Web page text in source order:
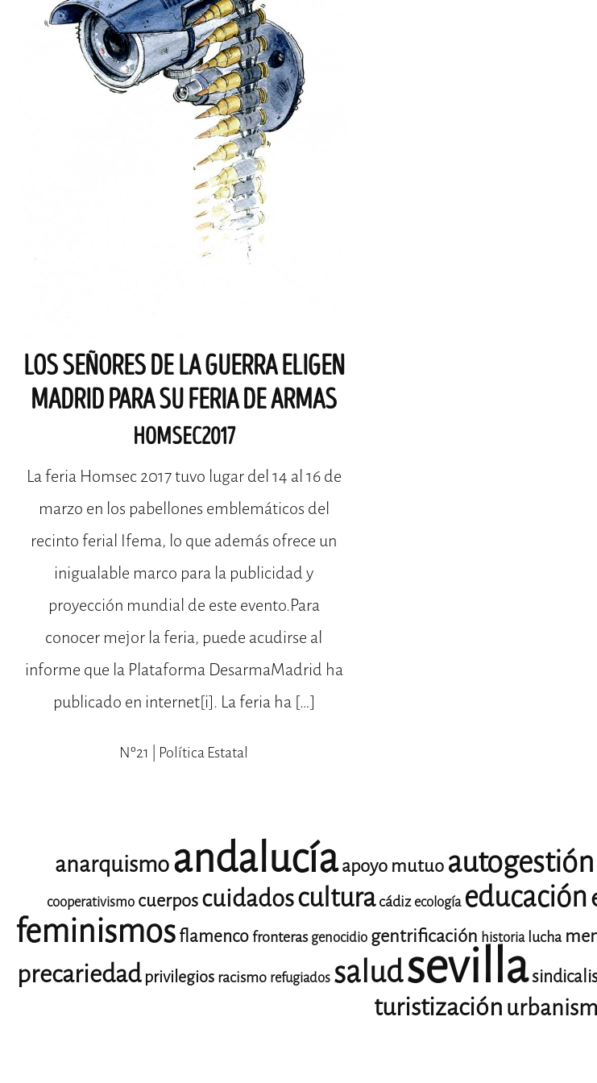
LOS SEÑORES DE LA GUERRA ELIGEN
MADRID PARA SU FERIA DE ARMAS
HOMSEC2017
La feria Homsec 2017 tuvo lugar del 14 al 16 de
marzo en los pabellones emblemáticos del
recinto ferial Ifema, lo que además ofrece un
inigualable marco para la publicidad y
proyección mundial de este evento.Para
conocer mejor la feria, puede acudirse al
informe que la Plataforma DesarmaMadrid ha
publicado en internet[i]. La feria ha […]
Nº21 | Política Estatal
anarquismoandalucíaapoyo mutuo autogestión
cooperativismo cuerposcuidadoscultura cádiz ecología educación
feminismosflamencofronteras genocidio gentrificación historia lucha
precariedad privilegios racismo refugiados saludsevilla
turistización